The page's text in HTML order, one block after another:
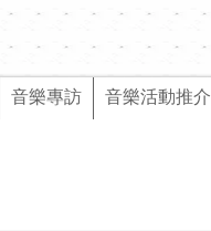
音樂專訪 音樂活動推介